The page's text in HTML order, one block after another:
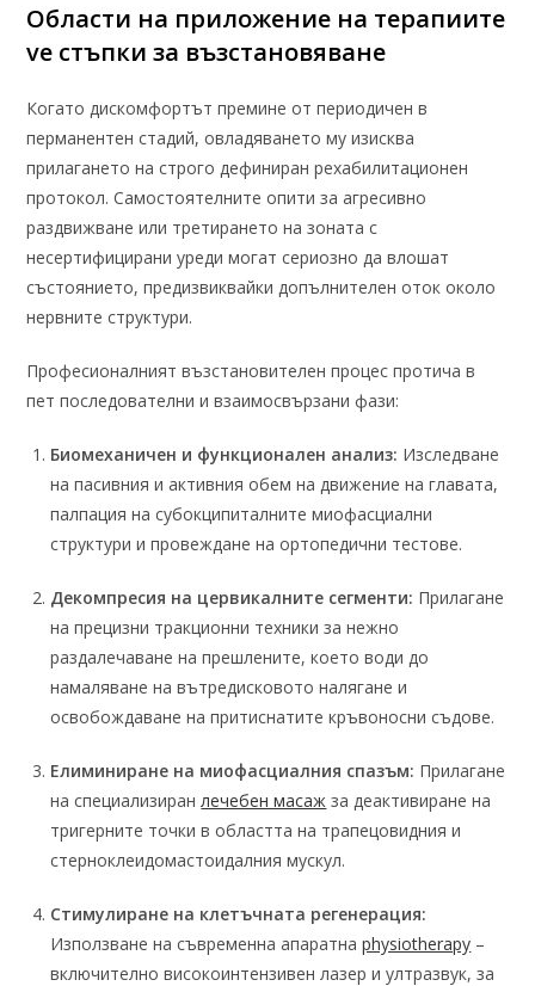
Области на приложение на терапиите
ve стъпки за възстановяване
Когато дискомфортът премине от периодичен в
перманентен стадий, овладяването му изисква
прилагането на строго дефиниран рехабилитационен
протокол. Самостоятелните опити за агресивно
раздвижване или третирането на зоната с
несертифицирани уреди могат сериозно да влошат
състоянието, предизвиквайки допълнителен оток около
нервните структури.
Професионалният възстановителен процес протича в
пет последователни и взаимосвързани фази:
Биомеханичен и функционален анализ: Изследване
на пасивния и активния обем на движение на главата,
палпация на субокципиталните миофасциални
структури и провеждане на ортопедични тестове.
Декомпресия на цервикалните сегменти: Прилагане
на прецизни тракционни техники за нежно
раздалечаване на прешлените, което води до
намаляване на вътредисковото налягане и
освобождаване на притиснатите кръвоносни съдове.
Елиминиране на миофасциалния спазъм: Прилагане
на специализиран лечебен масаж за деактивиране на
тригерните точки в областта на трапецовидния и
стерноклеидомастоидалния мускул.
Стимулиране на клетъчната регенерация:
Използване на съвременна апаратнаphysiotherapy –
включително високоинтензивен лазер и ултразвук, за